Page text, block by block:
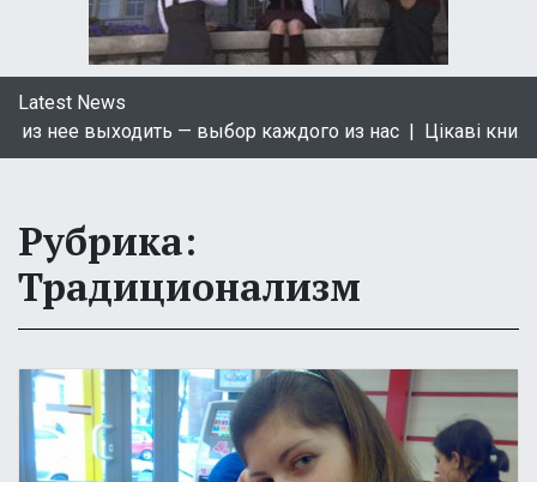
Latest News
— выбор каждого из нас |Цікаві книжки
Рубрика:
Традиционализм